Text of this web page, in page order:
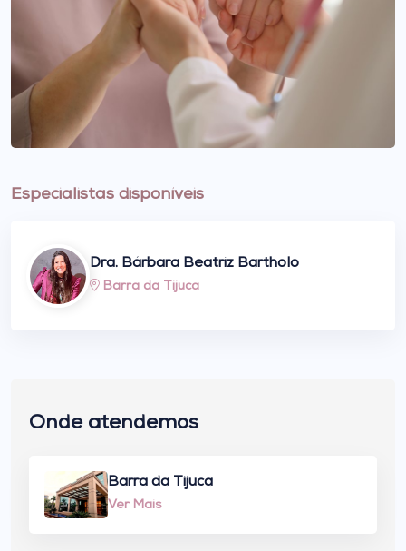
Especialistas disponíveis
Dra. Bárbara Beatriz Bartholo
Barra da Tijuca
Onde atendemos
Barra da Tijuca
Ver Mais